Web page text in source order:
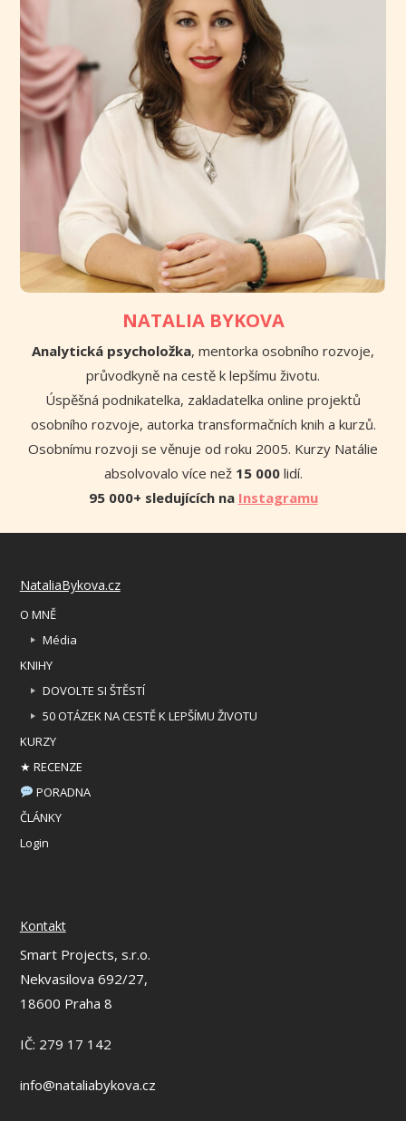
NATALIA BYKOVA
Analytická psycholožka, mentorka osobního rozvoje,
průvodkyně na cestě k lepšímu životu.
Úspěšná podnikatelka, zakladatelka online projektů
osobního rozvoje, autorka transformačních knih a kurzů.
Osobnímu rozvoji se věnuje od roku 2005. Kurzy Natálie
absolvovalo více než 15 000 lidí.
95 000+ sledujících na Instagramu
NataliaBykova.cz
O MNĚ
Média
KNIHY
DOVOLTE SI ŠTĚSTÍ
50 OTÁZEK NA CESTĚ K LEPŠÍMU ŽIVOTU
KURZY
★ RECENZE
PORADNA
ČLÁNKY
Login
Kontakt
Smart Projects, s.r.o.
Nekvasilova 692/27,
18600 Praha 8
IČ: 279 17 142
info@nataliabykova.cz